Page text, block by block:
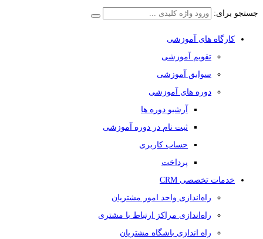
جستجو برای:
کارگاه های آموزشی
تقویم آموزشی
سوابق آموزشی
دوره های آموزشی
آرشیو دوره ها
ثبت نام در دوره آموزشی
حساب کاربری
پرداخت
خدمات تخصصی CRM
راه‌اندازی واحد امور مشتریان
راه‌اندازی مراکز ارتباط با مشتری
راه اندازی باشگاه مشتریان